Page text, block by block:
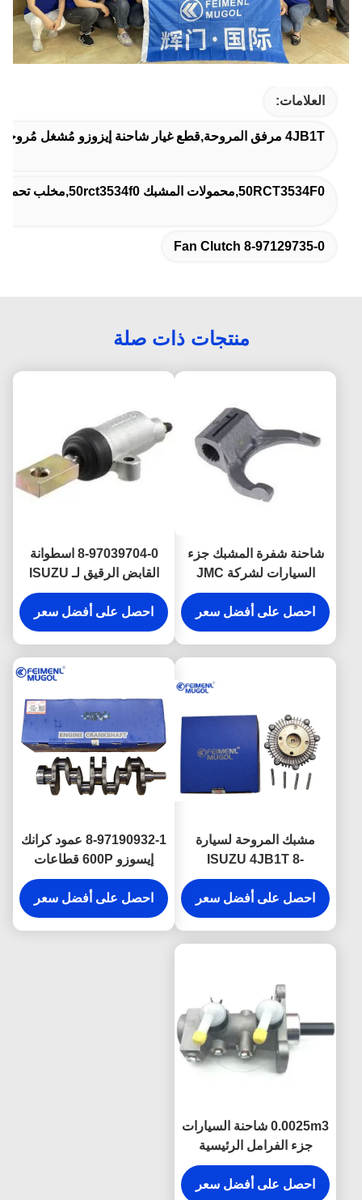
العلامات:
4JB1T مرفق المروحة,قطع غيار شاحنة إيزوزو مُشغل مُروحة,8-97129735-0 مرفق المروحة
50RCT3534F0,محمولات المشبك 50rct3534f0,مخلب تحمل الإفراج
8-97129735-0 Fan Clutch
منتجات ذات صلة
شاحنة شفرة المشبك جزء
السيارات لشركة JMC
1031 1032 1041 1042
1050 1060 1601216A
احصل على أفضل سعر
8-97039704-0 اسطوانة
القابض الرقيق لـ ISUZU
TF JMC 1020 PICKUP
احصل على أفضل سعر
مشبك المروحة لسيارة
ISUZU 4JB1T 8-
97129735-0 قطع غيار
شاحنات ISUZU
احصل على أفضل سعر
8-97190932-1 عمود كرانك
إيسوزو 600P قطاعات
محرك شاحنة الديزل إيسوزو
Nkr Npr قطاعات أولية
احصل على أفضل سعر
0.0025m3 شاحنة السيارات
جزء الفرامل الرئيسية
اسطوانة لحمل JMC
احصل على أفضل سعر